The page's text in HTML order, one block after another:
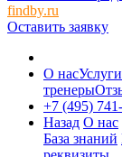
findby.ru
Оставить заявку
О насУслуги
тренеры
+7 (495)
Назад О нас
База знаний